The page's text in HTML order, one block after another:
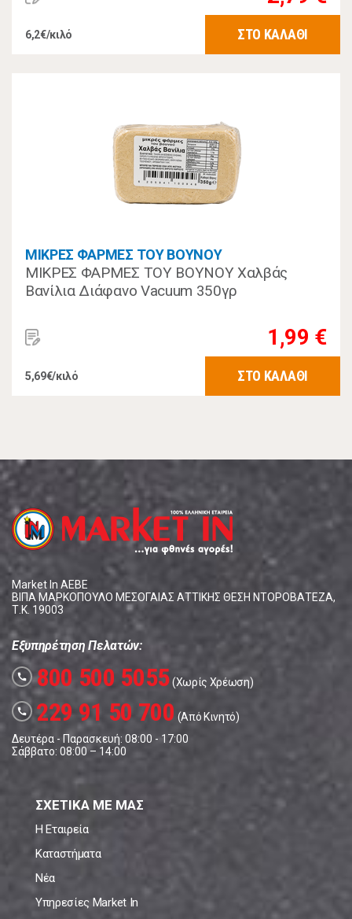
6,2€/κιλό ΣΤΟ ΚΑΛΑΘΙ
ΜΙΚΡΕΣ ΦΑΡΜΕΣ ΤΟΥ ΒΟΥΝΟΥ
ΜΙΚΡΕΣ ΦΑΡΜΕΣ ΤΟΥ ΒΟΥΝΟΥ Χαλβάς
Βανίλια Διάφανο Vacuum 350γρ
1,99 €
5,69€/κιλό ΣΤΟ ΚΑΛΑΘΙ
Market In ΑΕΒΕ
ΒΙΠΑ ΜΑΡΚΟΠΟΥΛΟ ΜΕΣΟΓΑΙΑΣ ΑΤΤΙΚΗΣ ΘΕΣΗ ΝΤΟΡΟΒΑΤΕΖΑ,
Τ.Κ. 19003
Εξυπηρέτηση Πελατών:
call 800 500 5055(Χωρίς Χρέωση)
call 229 91 50 700 (Από Κινητό)
Δευτέρα - Παρασκευή: 08:00 - 17:00
Σάββατο: 08:00 – 14:00
ΣΧΕΤΙΚΑ ΜΕ ΜΑΣ
Η Εταιρεία
Καταστήματα
Νέα
Υπηρεσίες Market In